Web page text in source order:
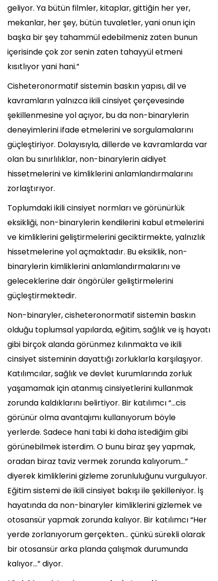
geliyor. Ya bütün filmler, kitaplar, gittiğin her yer,
mekanlar, her şey, bütün tuvaletler, yani onun için
başka bir şey tahammül edebilmeniz zaten bunun
içerisinde çok zor senin zaten tahayyül etmeni
kısıtlıyor yani hani.”
Cisheteronormatif sistemin baskın yapısı, dil ve
kavramların yalnızca ikili cinsiyet çerçevesinde
şekillenmesine yol açıyor, bu da non-binarylerin
deneyimlerini ifade etmelerini ve sorgulamalarını
güçleştiriyor. Dolayısıyla, dillerde ve kavramlarda var
olan bu sınırlılıklar, non-binarylerin aidiyet
hissetmelerini ve kimliklerini anlamlandırmalarını
zorlaştırıyor.
Toplumdaki ikili cinsiyet normları ve görünürlük
eksikliği, non-binarylerin kendilerini kabul etmelerini
ve kimliklerini geliştirmelerini geciktirmekte, yalnızlık
hissetmelerine yol açmaktadır. Bu eksiklik, non-
binarylerin kimliklerini anlamlandırmalarını ve
geleceklerine dair öngörüler geliştirmelerini
güçleştirmektedir.
Non-binaryler, cisheteronormatif sistemin baskın
olduğu toplumsal yapılarda, eğitim, sağlık ve iş hayatı
gibi birçok alanda görünmez kılınmakta ve ikili
cinsiyet sisteminin dayattığı zorluklarla karşılaşıyor.
Katılımcılar, sağlık ve devlet kurumlarında zorluk
yaşamamak için atanmış cinsiyetlerini kullanmak
zorunda kaldıklarını belirtiyor. Bir katılımcı “...cis
görünür olma avantajımı kullanıyorum böyle
yerlerde. Sadece hani tabi ki daha istediğim gibi
görünebilmek isterdim. O bunu biraz şey yapmak,
oradan biraz taviz vermek zorunda kalıyorum...”
diyerek kimliklerini gizleme zorunluluğunu vurguluyor.
Eğitim sistemi de ikili cinsiyet bakışı ile şekilleniyor. İş
hayatında da non-binaryler kimliklerini gizlemek ve
otosansür yapmak zorunda kalıyor. Bir katılımcı “Her
yerde zorlanıyorum gerçekten... çünkü sürekli olarak
bir otosansür arka planda çalışmak durumunda
kalıyor...” diyor.